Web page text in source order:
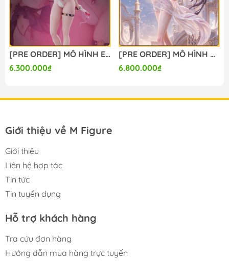
#figure #mo_hinh #mo_hinh_nhan_vat
#mo_hinh_anime #anime_figure #figure
#mo_hinh_chinh_hang #mo_hinh_figure
#figure_chinh_hang #mo_hinh_tinh #nendoroid
#gameprize #scalefigure[PRE ORDER] MÔ HÌNH Evanescia - Honkai Star Rail (Summer Studio) FIGURE CHÍNH HÃNG
6.300.000₫
[PRE ORDER] MÔ HÌNH Columbina - Genshin Impact (Hui Gu Niang Studio) FIGURE CHÍNH HÃNG
6.800.000₫
Giới thiệu về M Figure
Giới thiệu
Liên hệ hợp tác
Tin tức
Tin tuyển dụng
Hỗ trợ khách hàng
Tra cứu đơn hàng
Hướng dẫn mua hàng trực tuyến